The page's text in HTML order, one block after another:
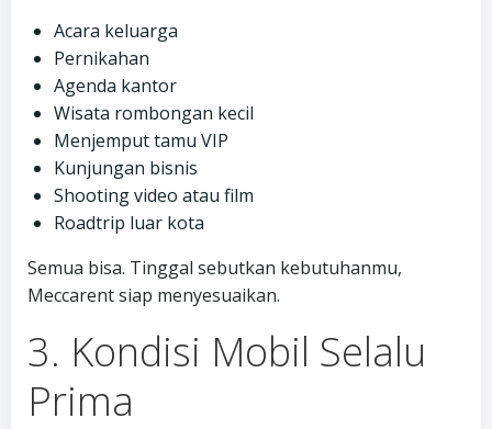
Acara keluarga
Pernikahan
Agenda kantor
Wisata rombongan kecil
Menjemput tamu VIP
Kunjungan bisnis
Shooting video atau film
Roadtrip luar kota
Semua bisa. Tinggal sebutkan kebutuhanmu,
Meccarent siap menyesuaikan.
3. Kondisi Mobil Selalu
Prima